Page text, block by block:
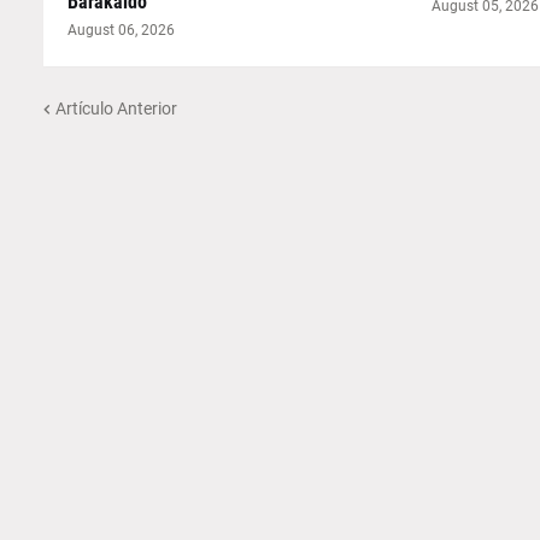
August 06, 2026
August 05, 2026
Artículo Anterior